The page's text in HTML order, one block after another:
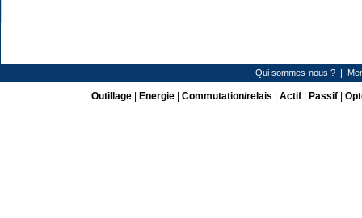
Qui sommes-nous ?|
Outillage| Energie| Commutation/relais Actif| Passif|